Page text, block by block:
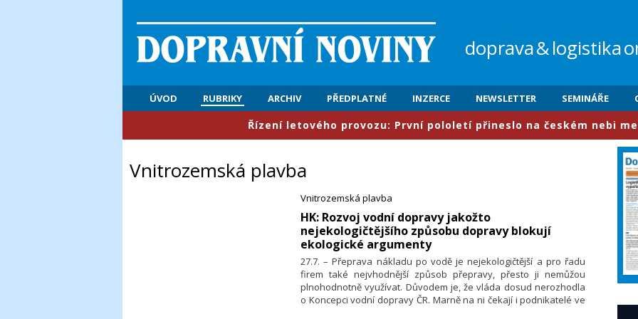
doprava&logistika
ÚVOD RUBRIKY ARCHIV PŘEDPLATNÉ INZERCE NEWSLETTER SEMINÁŘE
​Řízení letového provozu: První pololetí přineslo na českém nebi meziročně
Vnitrozemská plavba
Vnitrozemská plavba
​HK: Rozvoj vodní dopravy jakožto
nejekologičtějšího způsobu dopravy blokují
ekologické argumenty
27.7. – Přeprava nákladu po vodě je nejekologičtější a pro řadu
firem také nejvhodnější způsob přepravy, přesto ji nemůžou
plnohodnotně využívat. Důvodem je, že vláda dosud nerozhodla
o Koncepci vodní dopravy ČR. Marně na ni čekají i podnikatelé ve